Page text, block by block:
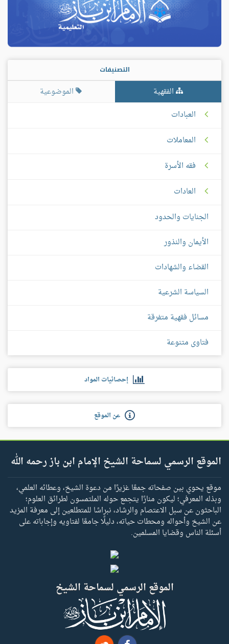
التصنيفات
الفقهية
الموضوعية
العبادات
المعاملات
فقه الأسرة
العادات
الجنايات والحدود
الأيمان والنذور
القضاء والشهادات
السياسة الشرعية
مسائل فقهية متفرقة
فتاوى متنوعة
إحصائيات المواد
عن الموقع
الموقع الرسمي لسماحة الشيخ الإمام ابن باز رحمه الله
موقع يحوي بين صفحاته جمعًا غزيرًا من دعوة الشيخ، وعطائه العلمي،
وبذله المعرفي؛ ليكون منارًا يتجمع حوله الملتمسون لطرائق العلوم؛
الباحثون عن سبل الاعتصام والرشاد، نبراسًا للمتطلعين إلى معرفة المزيد
عن الشيخ وأحواله ومحطات حياته، دليلًا جامعًا لفتاويه وإجاباته على
أسئلة الناس وقضايا المسلمين.
الموقع الرسمي لسماحة الشيخ